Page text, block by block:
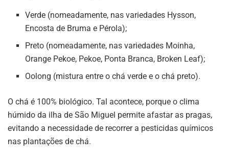
Verde (nomeadamente, nas variedades Hysson,
Encosta de Bruma e Pérola);
Preto (nomeadamente, nas variedades Moinha,
Orange Pekoe, Pekoe, Ponta Branca, Broken Leaf);
Oolong (mistura entre o chá verde e o chá preto).
O chá é 100% biológico. Tal acontece, porque o clima
húmido da ilha de São Miguel permite afastar as pragas,
evitando a necessidade de recorrer a pesticidas químicos
nas plantações de chá.